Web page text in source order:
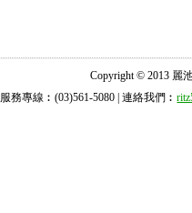
Copyright © 2013 麗
服務專線︰(03)561-5080 | 連絡我們︰